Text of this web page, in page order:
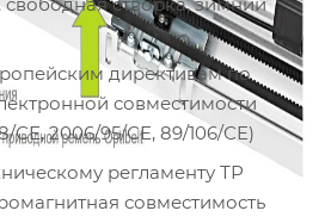
директивам по
совместимости
СЕ, 2006/95/СЕ, 89/106/СЕ)
регламенту ТР
совместимость